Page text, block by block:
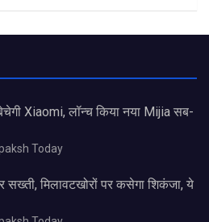
Xiaomi, लॉन्च किया नया Mijia सब-
Today
सख्ती, मिलावटखोरों पर कसेगा शिकंजा, ये